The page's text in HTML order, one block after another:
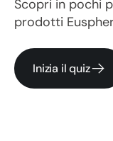
e
s
s
Scopri in pochi
prodotti
Inizia il quiz